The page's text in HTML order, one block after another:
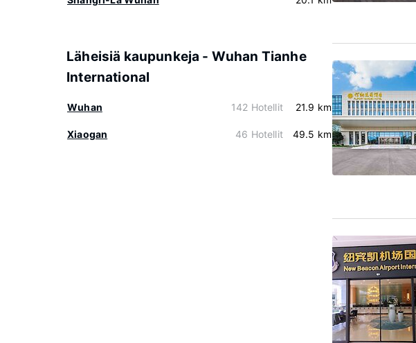
Läheisiä kaupunkeja - Wuhan Tianhe
International
Wuhan 142 Hotellit 21.9 km
Xiaogan 46 Hotellit 49.5 km